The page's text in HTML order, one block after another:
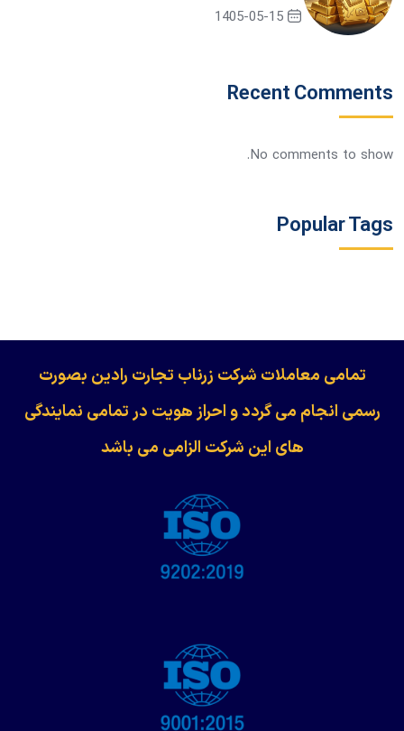
1405-05-15
Recent Comments
No comments to show.
Popular Tags
​​​​​​تمامی معاملات شرکت زرناب تجارت رادین بصورت
رسمی انجام می گردد و احراز هویت در تمامی نمایندگی
های این شرکت الزامی می باشد